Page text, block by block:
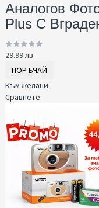
Аналогов
Plus С
29.99 лв.
ПОРЪЧАЙ
Към желани
Сравнете